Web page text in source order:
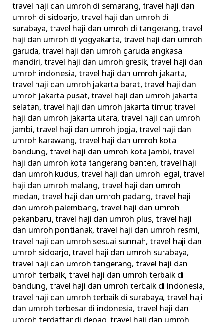
travel haji dan umroh di semarang,travel haji dan
umroh di sidoarjo,travel haji dan umroh di
surabaya,travel haji dan umroh di tangerang,travel
haji dan umroh di yogyakarta,travel haji dan umroh
garuda,travel haji dan umroh garuda angkasa
mandiri,travel haji dan umroh gresik,travel haji dan
umroh indonesia,travel haji dan umroh jakarta,
travel haji dan umroh jakarta barat,travel haji dan
umroh jakarta pusat,travel haji dan umroh jakarta
selatan,travel haji dan umroh jakarta timur,travel
haji dan umroh jakarta utara,travel haji dan umroh
jambi,travel haji dan umroh jogja,travel haji dan
umroh karawang,travel haji dan umroh kota
bandung,travel haji dan umroh kota jambi,travel
haji dan umroh kota tangerang banten,travel haji
dan umroh kudus,travel haji dan umroh legal,travel
haji dan umroh malang,travel haji dan umroh
medan,travel haji dan umroh padang,travel haji
dan umroh palembang,travel haji dan umroh
pekanbaru,travel haji dan umroh plus,travel haji
dan umroh pontianak,travel haji dan umroh resmi,
travel haji dan umroh sesuai sunnah,travel haji dan
umroh sidoarjo,travel haji dan umroh surabaya,
travel haji dan umroh tangerang,travel haji dan
umroh terbaik,travel haji dan umroh terbaik di
bandung,travel haji dan umroh terbaik di indonesia,
travel haji dan umroh terbaik di surabaya,travel haji
dan umroh terbesar di indonesia,travel haji dan